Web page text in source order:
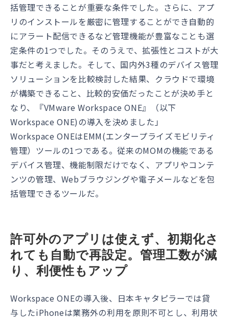
括管理できることが重要な条件でした。さらに、アプ
リのインストールを厳密に管理することができ自動的
にアラート配信できるなど管理機能が豊富なことも選
定条件の1つでした。そのうえで、拡張性とコストが大
事だと考えました。そして、国内外3種のデバイス管理
ソリューションを比較検討した結果、クラウドで環境
が構築できること、比較的安価だったことが決め手と
なり、『VMware Workspace ONE』（以下
Workspace ONE)の導入を決めました」
Workspace ONEはEMM(エンタープライズモビリティ
管理）ツールの1つである。従来のMOMの機能である
デバイス管理、機能制限だけでなく、アプリやコンテ
ンツの管理、Webブラウジングや電子メールなどを包
括管理できるツールだ。
許可外のアプリは使えず、初期化さ
れても自動で再設定。管理工数が減
り、利便性もアップ
Workspace ONEの導入後、日本キャタピラーでは貸
与したiPhoneは業務外の利用を原則不可とし、利用状